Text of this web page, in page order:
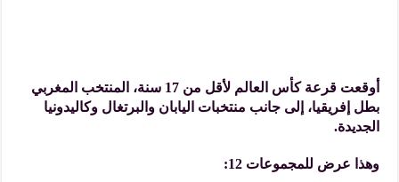
أوقعت قرعة كأس العالم لأقل من 17 سنة، المنتخب المغربي
بطل إفريقيا، إلى جانب منتخبات اليابان والبرتغال وكاليدونيا
الجديدة.
وهذا عرض للمجموعات 12: